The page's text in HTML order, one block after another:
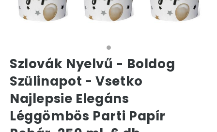
Szlovák Nyelvű - Boldog
Szülinapot - Vsetko
Najlepsie Elegáns
Léggömbös Parti Papír